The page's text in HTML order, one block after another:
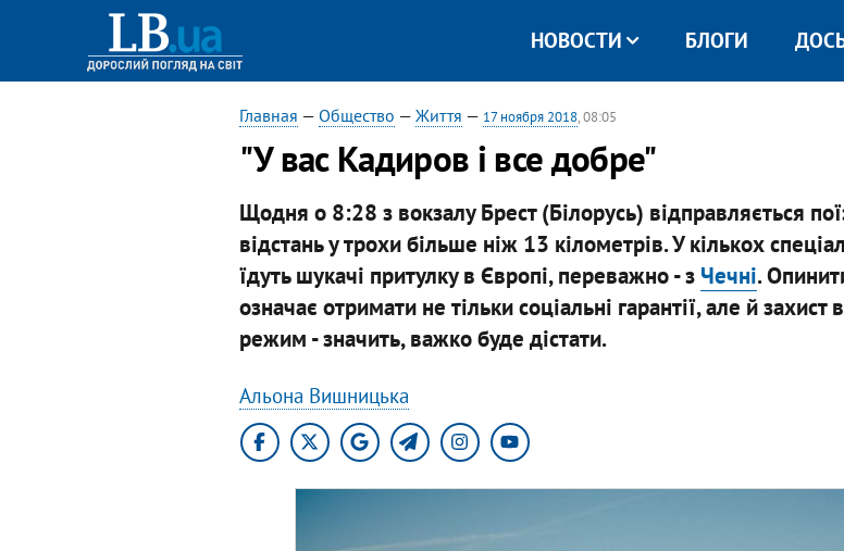
НОВОСТИ БЛОГИ
Главная — Общество — Життя — 17 ноября 2018, 08:05
"У вас Кадиров і все добре"
Щодня о 8:28 з вокзалу Брест (Білорусь) відправляється
відстань у трохи більше ніж 13 кілометрів. У кількох
їдуть шукачі притулку в Європі, переважно - з Чечні.
означає отримати не тільки соціальні гарантії, але й
режим - значить, важко буде дістати.
Альона Вишницька